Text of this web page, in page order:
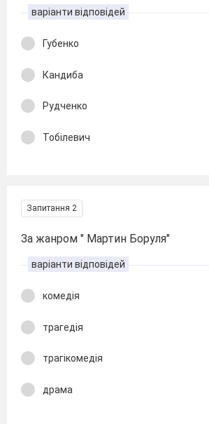
варіанти відповідей
Губенко
Кандиба
Рудченко
Тобілевич
Запитання 2
За жанром " Мартин Боруля"
варіанти відповідей
комедія
трагедія
трагікомедія
драма